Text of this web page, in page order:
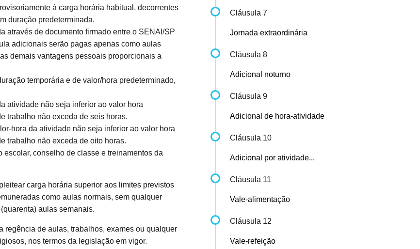
à carga horária habitual, decorrentes
duração predeterminada.
através de documento firmado entre o SENAI/SP
adicionais serão pagas apenas como aulas
demais vantagens pessoais proporcionais a
temporária e de valor/hora predeterminado,
atividade não seja inferior ao valor hora
trabalho não exceda de seis horas.
hora da atividade não seja inferior ao valor hora
trabalho não exceda de oito horas.
conselho de classe e treinamentos da
carga horária superior aos limites previstos
como aulas normais, sem qualquer
aulas semanais.
regência de aulas, trabalhos, exames ou qualquer
nos termos da legislação em vigor.
Cláusula 7
Jornada extraordinária
Cláusula 8
Adicional noturno
Cláusula 9
Adicional de hora-atividade
Cláusula 10
Adicional por atividade...
Cláusula 11
Vale-alimentação
Cláusula 12
Vale-refeição